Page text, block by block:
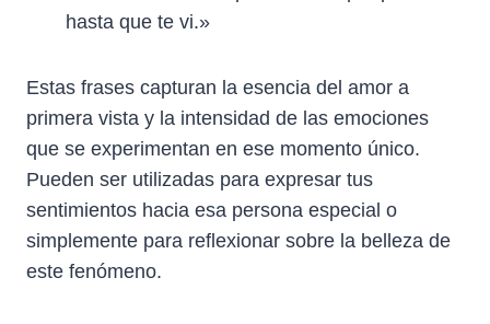
hasta que te vi.»
Estas frases capturan la esencia del amor a
primera vista y la intensidad de las emociones
que se experimentan en ese momento único.
Pueden ser utilizadas para expresar tus
sentimientos hacia esa persona especial o
simplemente para reflexionar sobre la belleza de
este fenómeno.